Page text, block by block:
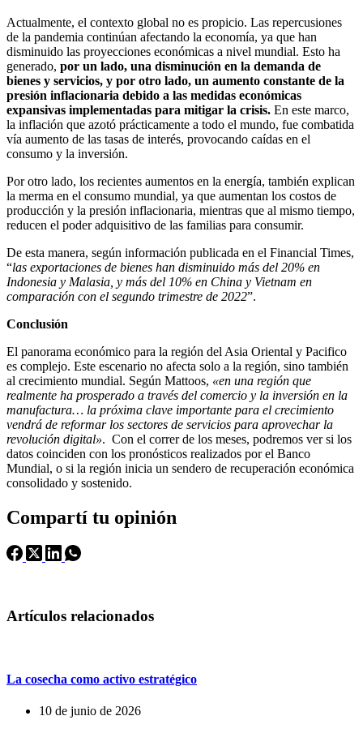
Actualmente, el contexto global no es propicio. Las repercusiones
de la pandemia continúan afectando la economía, ya que han
disminuido las proyecciones económicas a nivel mundial. Esto ha
generado, por un lado, una disminución en la demanda de
bienes y servicios, y por otro lado, un aumento constante de la
presión inflacionaria debido a las medidas económicas
expansivas implementadas para mitigar la crisis. En este marco,
la inflación que azotó prácticamente a todo el mundo, fue combatida
vía aumento de las tasas de interés, provocando caídas en el
consumo y la inversión.
Por otro lado, los recientes aumentos en la energía, también explican
la merma en el consumo mundial, ya que aumentan los costos de
producción y la presión inflacionaria, mientras que al mismo tiempo,
reducen el poder adquisitivo de las familias para consumir.
De esta manera, según información publicada en el Financial Times,
“las exportaciones de bienes han disminuido más del 20% en
Indonesia y Malasia, y más del 10% en China y Vietnam en
comparación con el segundo trimestre de 2022”.
Conclusión
El panorama económico para la región del Asia Oriental y Pacifico
es complejo. Este escenario no afecta solo a la región, sino también
al crecimiento mundial. Según Mattoos, «en una región que
realmente ha prosperado a través del comercio y la inversión en la
manufactura… la próxima clave importante para el crecimiento
vendrá de reformar los sectores de servicios para aprovechar la
revolución digital». Con el correr de los meses, podremos ver si los
datos coinciden con los pronósticos realizados por el Banco
Mundial, o si la región inicia un sendero de recuperación económica
consolidado y sostenido.
Compartí tu opinión
Artículos relacionados
La cosecha como activo estratégico
10 de junio de 2026